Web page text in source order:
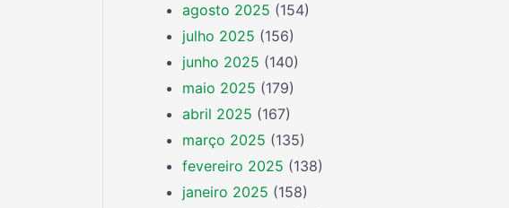
agosto 2025 (154)
julho 2025 (156)
junho 2025 (140)
maio 2025 (179)
abril 2025 (167)
março 2025 (135)
fevereiro 2025 (138)
janeiro 2025 (158)